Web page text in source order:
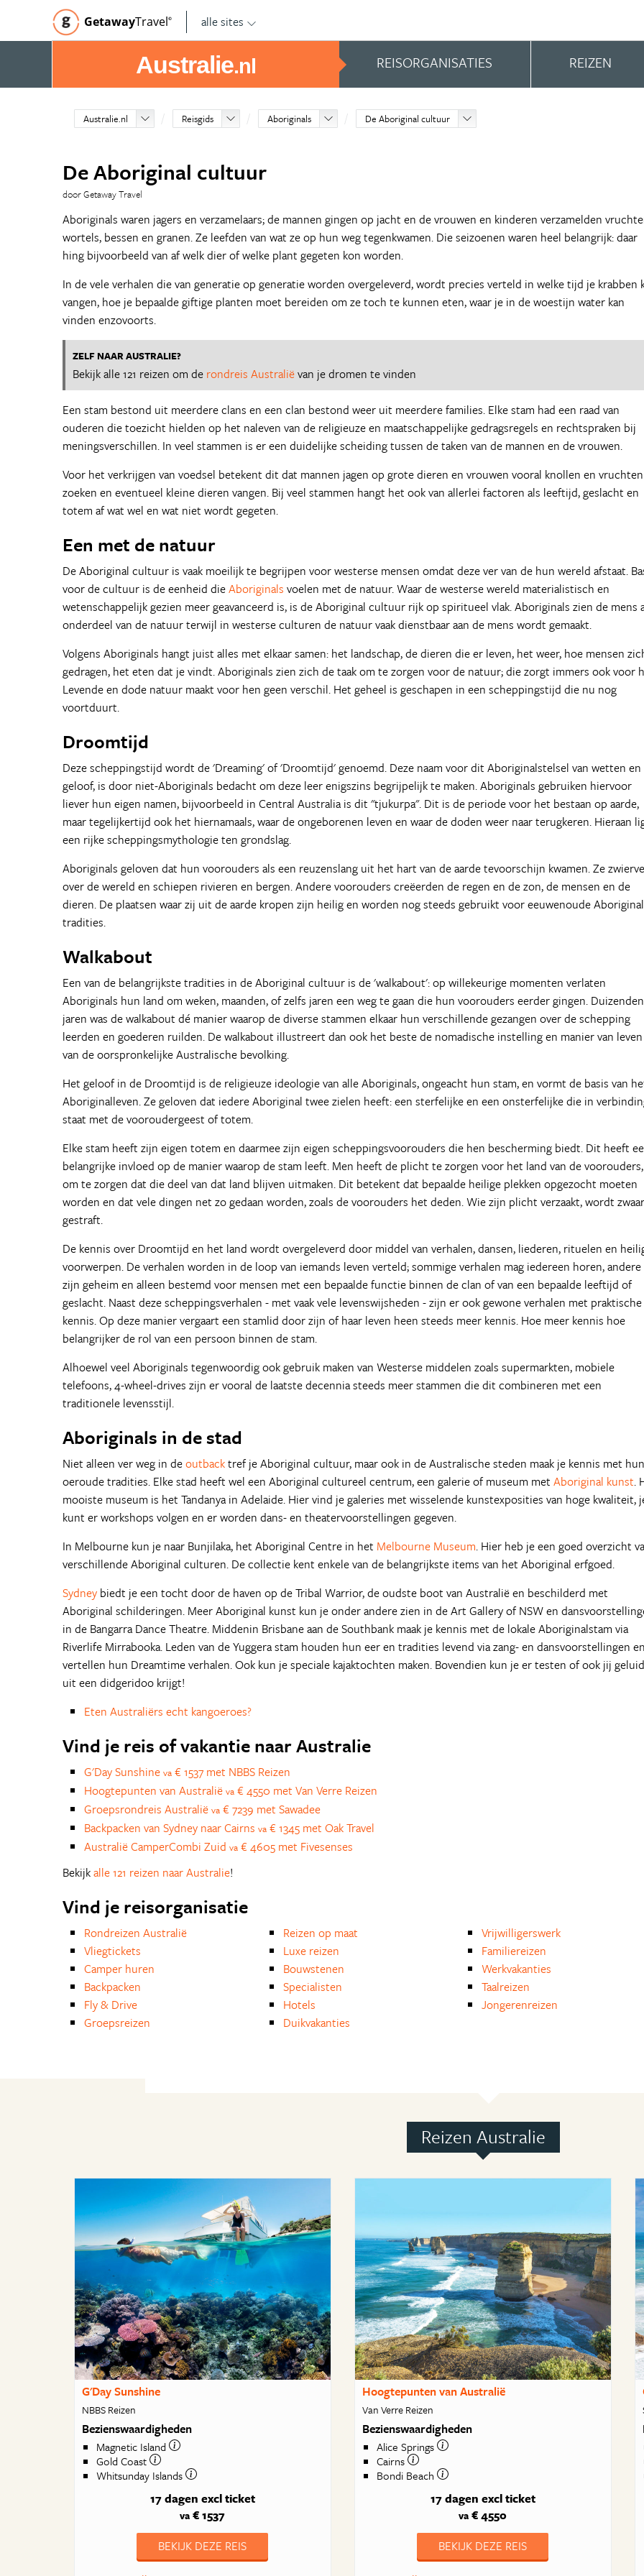
GetawayTravel© alle sites
Australie.nl REISORGANISATIES REIZEN
Australie.nl Reisgids Aboriginals De Aboriginal cultuur
De Aboriginal cultuur
door Getaway Travel
Aboriginals waren jagers en verzamelaars; de mannen gingen op jacht en de vrouwen en kinderen verzamelden
wortels, bessen en granen. Ze leefden van wat ze op hun weg tegenkwamen. Die seizoenen waren heel belangrijk: daar
hing bijvoorbeeld van af welk dier of welke plant gegeten kon worden.
In de vele verhalen die van generatie op generatie worden overgeleverd, wordt precies verteld in welke tijd je krabben
vangen, hoe je bepaalde giftige planten moet bereiden om ze toch te kunnen eten, waar je in de woestijn water kan
vinden enzovoorts.
ZELF NAAR AUSTRALIE?
Bekijk alle 121 reizen om de rondreis Australiëvan je dromen te vinden
Een stam bestond uit meerdere clans en een clan bestond weer uit meerdere families. Elke stam had een raad van
ouderen die toezicht hielden op het naleven van de religieuze en maatschappelijke gedragsregels en rechtspraken bij
meningsverschillen. In veel stammen is er een duidelijke scheiding tussen de taken van de mannen en de vrouwen.
Voor het verkrijgen van voedsel betekent dit dat mannen jagen op grote dieren en vrouwen vooral knollen en vruchten
zoeken en eventueel kleine dieren vangen. Bij veel stammen hangt het ook van allerlei factoren als leeftijd, geslacht en
totem af wat wel en wat niet wordt gegeten.
Een met de natuur
De Aboriginal cultuur is vaak moeilijk te begrijpen voor westerse mensen omdat deze ver van de hun wereld afstaat.
voor de cultuur is de eenheid dieAboriginals voelen met de natuur. Waar de westerse wereld materialistisch en
wetenschappelijk gezien meer geavanceerd is, is de Aboriginal cultuur rijk op spiritueel vlak. Aboriginals zien de mens
onderdeel van de natuur terwijl in westerse culturen de natuur vaak dienstbaar aan de mens wordt gemaakt.
Volgens Aboriginals hangt juist alles met elkaar samen: het landschap, de dieren die er leven, het weer, hoe mensen
gedragen, het eten dat je vindt. Aboriginals zien zich de taak om te zorgen voor de natuur; die zorgt immers ook voor
Levende en dode natuur maakt voor hen geen verschil. Het geheel is geschapen in een scheppingstijd die nu nog
voortduurt.
Droomtijd
Deze scheppingstijd wordt de 'Dreaming' of 'Droomtijd' genoemd. Deze naam voor dit Aboriginalstelsel van wetten en
geloof, is door niet-Aboriginals bedacht om deze leer enigszins begrijpelijk te maken. Aboriginals gebruiken hiervoor
liever hun eigen namen, bijvoorbeeld in Central Australia is dit "tjukurpa". Dit is de periode voor het bestaan op aarde,
maar tegelijkertijd ook het hiernamaals, waar de ongeborenen leven en waar de doden weer naar terugkeren. Hieraan
een rijke scheppingsmythologie ten grondslag.
Aboriginals geloven dat hun voorouders als een reuzenslang uit het hart van de aarde tevoorschijn kwamen. Ze
over de wereld en schiepen rivieren en bergen. Andere voorouders creëerden de regen en de zon, de mensen en de
dieren. De plaatsen waar zij uit de aarde kropen zijn heilig en worden nog steeds gebruikt voor eeuwenoude Aboriginal
tradities.
Walkabout
Een van de belangrijkste tradities in de Aboriginal cultuur is de 'walkabout': op willekeurige momenten verlaten
Aboriginals hun land om weken, maanden, of zelfs jaren een weg te gaan die hun voorouders eerder gingen. Duizenden
jaren was de walkabout dé manier waarop de diverse stammen elkaar hun verschillende gezangen over de schepping
leerden en goederen ruilden. De walkabout illustreert dan ook het beste de nomadische instelling en manier van leven
van de oorspronkelijke Australische bevolking.
Het geloof in de Droomtijd is de religieuze ideologie van alle Aboriginals, ongeacht hun stam, en vormt de basis van
Aboriginalleven. Ze geloven dat iedere Aboriginal twee zielen heeft: een sterfelijke en een onsterfelijke die in
staat met de vooroudergeest of totem.
Elke stam heeft zijn eigen totem en daarmee zijn eigen scheppingsvoorouders die hen bescherming biedt. Dit heeft
belangrijke invloed op de manier waarop de stam leeft. Men heeft de plicht te zorgen voor het land van de voorouders,
om te zorgen dat die deel van dat land blijven uitmaken. Dit betekent dat bepaalde heilige plekken opgezocht moeten
worden en dat vele dingen net zo gedaan worden, zoals de voorouders het deden. Wie zijn plicht verzaakt, wordt zwaar
gestraft.
De kennis over Droomtijd en het land wordt overgeleverd door middel van verhalen, dansen, liederen, rituelen en
voorwerpen. De verhalen worden in de loop van iemands leven verteld; sommige verhalen mag iedereen horen, andere
zijn geheim en alleen bestemd voor mensen met een bepaalde functie binnen de clan of van een bepaalde leeftijd of
geslacht. Naast deze scheppingsverhalen - met vaak vele levenswijsheden - zijn er ook gewone verhalen met praktische
kennis. Op deze manier vergaart een stamlid door zijn of haar leven heen steeds meer kennis. Hoe meer kennis hoe
belangrijker de rol van een persoon binnen de stam.
Alhoewel veel Aboriginals tegenwoordig ook gebruik maken van Westerse middelen zoals supermarkten, mobiele
telefoons, 4-wheel-drives zijn er vooral de laatste decennia steeds meer stammen die dit combineren met een
traditionele levensstijl.
Aboriginals in de stad
Niet alleen ver weg in deoutbacktref je Aboriginal cultuur, maar ook in de Australische steden maak je kennis met hun
oeroude tradities. Elke stad heeft wel een Aboriginal cultureel centrum, een galerie of museum met Aboriginal kunst.
mooiste museum is het Tandanya in Adelaide. Hier vind je galeries met wisselende kunstexposities van hoge kwaliteit,
kunt er workshops volgen en er worden dans- en theatervoorstellingen gegeven.
In Melbourne kun je naar Bunjilaka, het Aboriginal Centre in het Melbourne Museum. Hier heb je een goed overzicht
verschillende Aboriginal culturen. De collectie kent enkele van de belangrijkste items van het Aboriginal erfgoed.
Sydney biedt je een tocht door de haven op de Tribal Warrior, de oudste boot van Australië en beschilderd met
Aboriginal schilderingen. Meer Aboriginal kunst kun je onder andere zien in de Art Gallery of NSW en
in de Bangarra Dance Theatre. Middenin Brisbane aan de Southbank maak je kennis met de lokale Aboriginalstam via
Riverlife Mirrabooka. Leden van de Yuggera stam houden hun eer en tradities levend via zang- en dansvoorstellingen
vertellen hun Dreamtime verhalen. Ook kun je speciale kajaktochten maken. Bovendien kun je er testen of ook jij geluid
uit een didgeridoo krijgt!
Eten Australiërs echt kangoeroes?
Vind je reis of vakantie naar Australie
G'Day Sunshine va € 1537 met NBBS Reizen
Hoogtepunten van Australië va € 4550 met Van Verre Reizen
Groepsrondreis Australië va € 7239 met Sawadee
Backpacken van Sydney naar Cairns va € 1345 met Oak Travel
Australië CamperCombi Zuid va € 4605 met Fivesenses
Bekijkalle 121 reizen naar Australie!
Vind je reisorganisatie
Rondreizen Australië
Vliegtickets
Camper huren
Backpacken
Fly & Drive
Groepsreizen
Reizen op maat
Luxe reizen
Bouwstenen
Specialisten
Hotels
Duikvakanties
Vrijwilligerswerk
Familiereizen
Werkvakanties
Taalreizen
Jongerenreizen
Reizen Australie
G'Day Sunshine
NBBS Reizen
Bezienswaardigheden
Magnetic Island
Gold Coast
Whitsunday Islands
17 dagen excl ticket
va € 1537
BEKIJK DEZE REIS
Hoogtepunten van Australië
Van Verre Reizen
Bezienswaardigheden
Alice Springs
Cairns
Bondi Beach
17 dagen excl ticket
va € 4550
BEKIJK DEZE REIS